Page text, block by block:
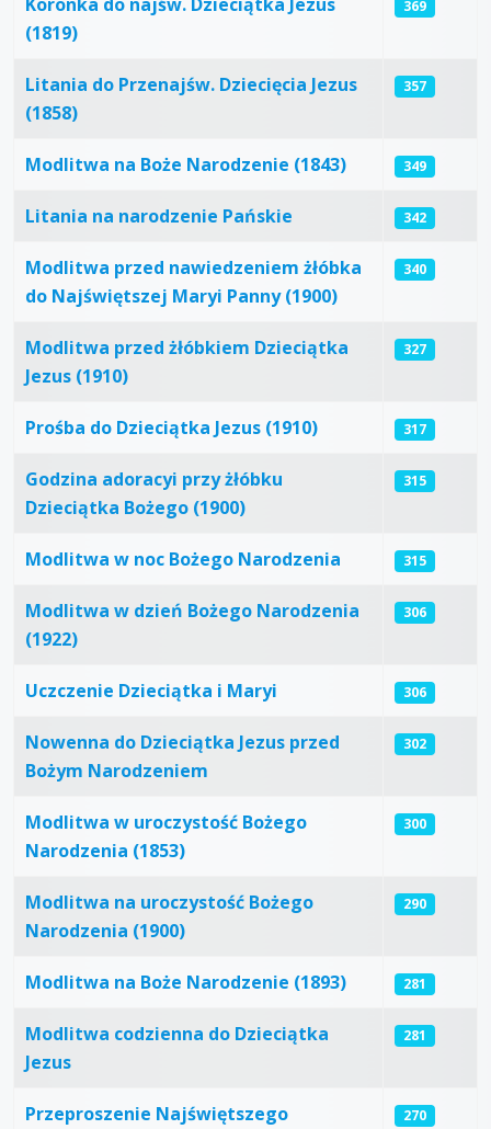
(1819)
369
Litania do Przenajśw. Dziecięcia Jezus
(1858)
357
Modlitwa na Boże Narodzenie (1843) 349
Litania na narodzenie Pańskie 342
Modlitwa przed nawiedzeniem żłóbka
do Najświętszej Maryi Panny (1900)
340
Modlitwa przed żłóbkiem Dzieciątka
Jezus (1910)
327
Prośba do Dzieciątka Jezus (1910) 317
Godzina adoracyi przy żłóbku
Dzieciątka Bożego (1900)
315
Modlitwa w noc Bożego Narodzenia 315
Modlitwa w dzień Bożego Narodzenia
(1922)
306
Uczczenie Dzieciątka i Maryi 306
Nowenna do Dzieciątka Jezus przed
Bożym Narodzeniem
302
Modlitwa w uroczystość Bożego
Narodzenia (1853)
300
Modlitwa na uroczystość Bożego
Narodzenia (1900)
290
Modlitwa na Boże Narodzenie (1893) 281
Modlitwa codzienna do Dzieciątka
Jezus
281
Przeproszenie Najświętszego
270